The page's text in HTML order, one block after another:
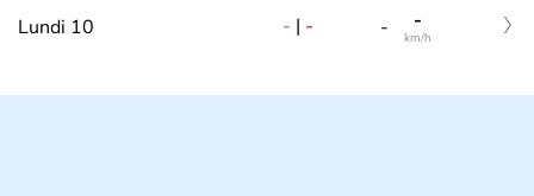
Lundi 10 - | - - -
km/h